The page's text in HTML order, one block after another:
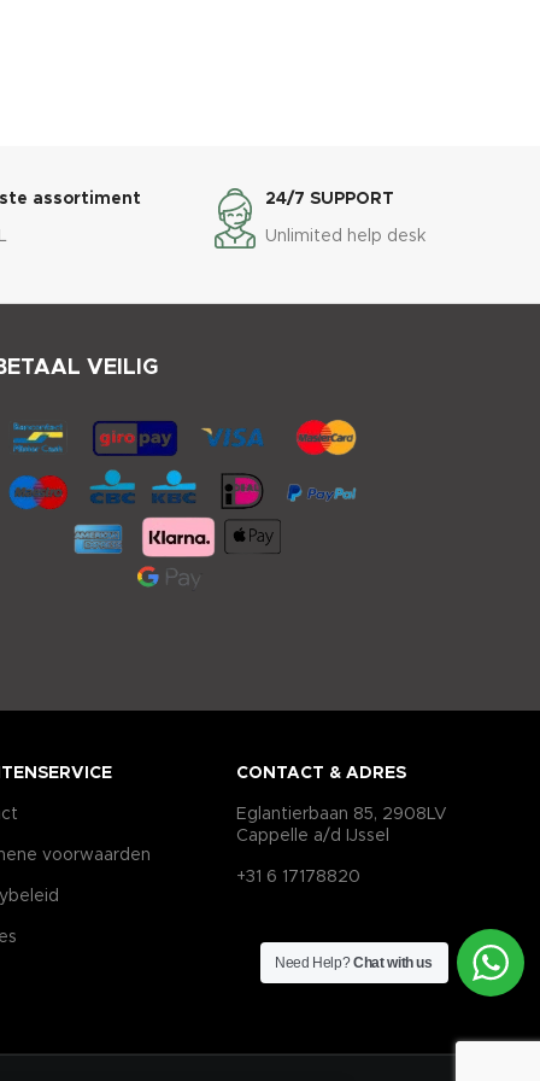
assortiment 24/7 SUPPORT
Unlimited help desk
VEILIG
voorwaarden
CONTACT & ADRES
Eglantierbaan 85, 2908LV
Cappelle a/d IJssel
+31 6 17178820
Need Help?Chat with us